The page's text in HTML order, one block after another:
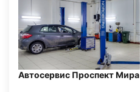
Автосервис Проспект Мира